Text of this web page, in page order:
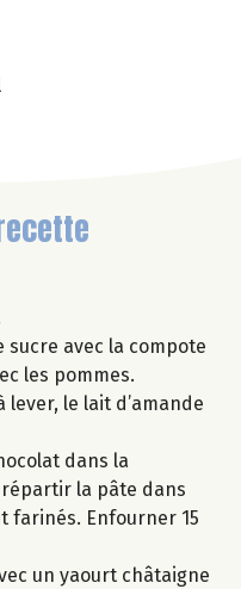
sucre avec la compote
les pommes.
le lait d’amande
dans la
la pâte dans
farinés. Enfourner 15
un yaourt châtaigne